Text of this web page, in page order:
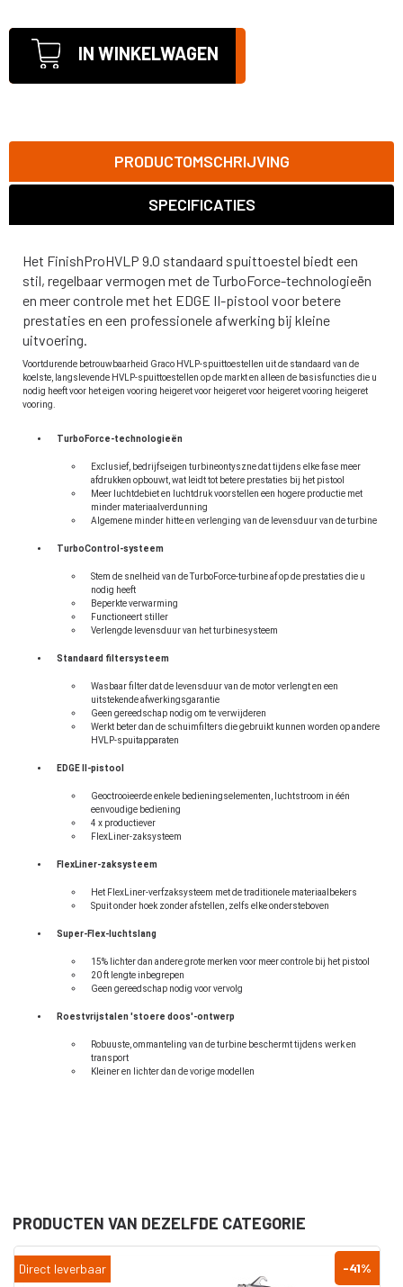
IN WINKELWAGEN
PRODUCTOMSCHRIJVING
SPECIFICATIES
Het FinishProHVLP 9.0 standaard spuittoestel biedt een
stil, regelbaar vermogen met de TurboForce-technologieën
en meer controle met het EDGE II-pistool voor betere
prestaties en een professionele afwerking bij kleine
uitvoering.
Voortdurende betrouwbaarheid Graco HVLP-spuittoestellen uit de standaard van de
koelste, langslevende HVLP-spuittoestellen op de markt en alleen de basisfuncties die u
nodig heeft voor het eigen vooring heigeret voor heigeret voor heigeret vooring heigeret
vooring.
TurboForce-technologieën
Exclusief, bedrijfseigen turbineontyszne dat tijdens elke fase meer
afdrukken opbouwt, wat leidt tot betere prestaties bij het pistool
Meer luchtdebiet en luchtdruk voorstellen een hogere productie met
minder materiaalverdunning
Algemene minder hitte en verlenging van de levensduur van de turbine
TurboControl-systeem
Stem de snelheid van de TurboForce-turbine af op de prestaties die u
nodig heeft
Beperkte verwarming
Functioneert stiller
Verlengde levensduur van het turbinesysteem
Standaard filtersysteem
Wasbaar filter dat de levensduur van de motor verlengt en een
uitstekende afwerkingsgarantie
Geen gereedschap nodig om te verwijderen
Werkt beter dan de schuimfilters die gebruikt kunnen worden op andere
HVLP-spuitapparaten
EDGE II-pistool
Geoctrooieerde enkele bedieningselementen, luchtstroom in één
eenvoudige bediening
4 x productiever
FlexLiner-zaksysteem
FlexLiner-zaksysteem
Het FlexLiner-verfzaksysteem met de traditionele materiaalbekers
Spuit onder hoek zonder afstellen, zelfs elke ondersteboven
Super-Flex-luchtslang
15% lichter dan andere grote merken voor meer controle bij het pistool
20 ft lengte inbegrepen
Geen gereedschap nodig voor vervolg
Roestvrijstalen 'stoere doos'-ontwerp
Robuuste, ommanteling van de turbine beschermt tijdens werk en
transport
Kleiner en lichter dan de vorige modellen
PRODUCTEN VAN DEZELFDE CATEGORIE
-41%
Direct leverbaar